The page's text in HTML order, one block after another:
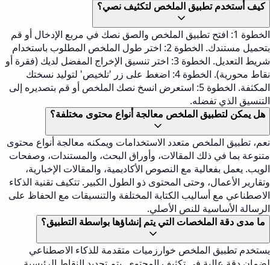
كيف أستخدم تطبيق الملخص لتكثيف نصي؟
الخطوة 1: افتح تطبيق الملخص والصق نصك في مربع الإدخال أو قم
بتحميل مستندك. الخطوة 2: اختر طول الملخص المطلوب باستخدام
شريط التعديل. الخطوة 3: اختر تنسيق الإخراج المفضل لديك (فقرة أو
نقاط محورية). الخطوة 4: اضغط على زر 'تلخيص' لتوليد نسختك
المكثفة. الخطوة 5: استعرض انسخ نصك الملخص أو قم بتصديره إلى
التنسيق الذي تفضله.
هل يمكن لتطبيق الملخص معالجة أنواع محتوى مختلفة؟
نعم، تطبيق الملخص متعدد الاستخدامات ويمكنه معالجة أنواع محتوى
متنوعة بما في ذلك المقالات، وأوراق البحث، والمستندات، وصفحات
الويب. يعمل بفعالية مع النصوص الأكاديمية، والمقالات الإخبارية،
وتقارير الأعمال، وحتى المحتوى ذو الطول الكبير. تتكيف تقنية الذكاء
الاصطناعي مع أساليب الكتابة المختلفة والتنسيقات مع الحفاظ على
الرسالة الأساسية للنص الأصلي.
ما مدى دقة الملخصات التي يتم إنشاؤها بواسطة التطبيق؟
يستخدم تطبيق الملخص خوارزميات متقدمة للذكاء الاصطناعي